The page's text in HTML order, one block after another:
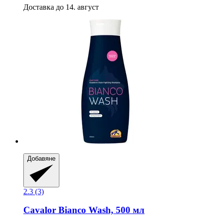
Доставка до 14. август
Добавяне
2.3 (3)
Cavalor Bianco Wash, 500 мл